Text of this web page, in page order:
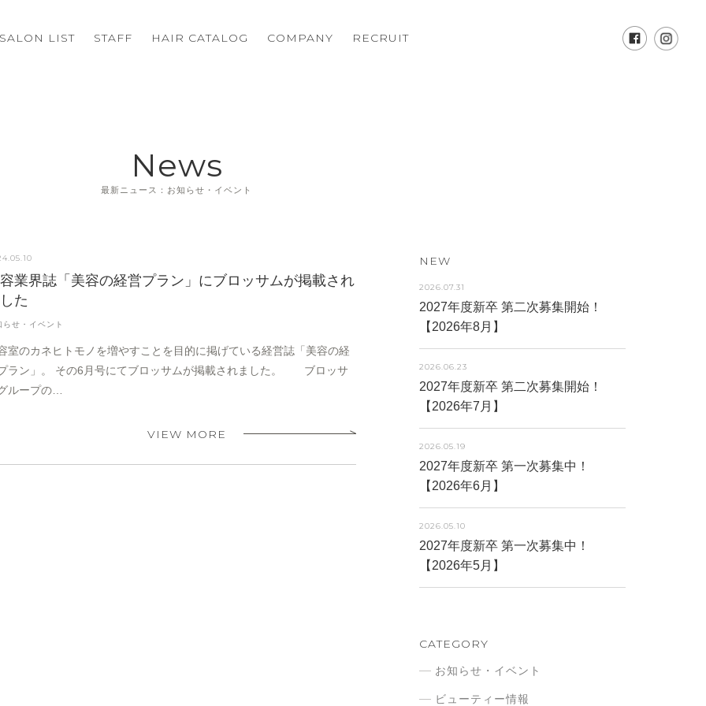
LIST STAFF HAIR CATALOG COMPANY RECRUIT
News
最新ニュース：お知らせ・イベント
業界誌「美容の経営プラン」にブロッサムが掲載され
た
らせ・イベント
室のカネヒトモノを増やすことを目的に掲げている経営誌「美容の経
ラン」。 その6月号にてブロッサムが掲載されました。 ブロッサ
ループの…
VIEW MORE
NEW
2026.07.31
2027年度新卒 第二次募集開始！
【2026年8月】
2026.06.23
2027年度新卒 第二次募集開始！
【2026年7月】
2026.05.19
2027年度新卒 第一次募集中！
【2026年6月】
2026.05.10
2027年度新卒 第一次募集中！
【2026年5月】
CATEGORY
お知らせ・イベント
ビューティー情報